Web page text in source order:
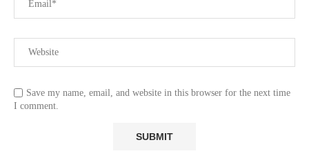
Save my name, email, and website in this browser for the next time
I comment.